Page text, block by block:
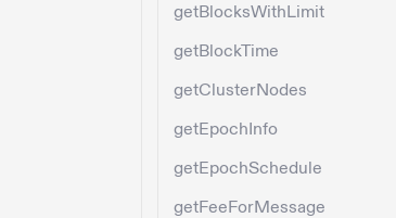
getBlocksWithLimit
getBlockTime
getClusterNodes
getEpochInfo
getEpochSchedule
getFeeForMessage